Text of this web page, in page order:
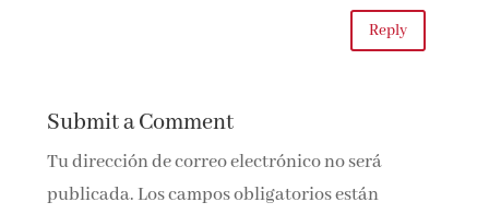
Reply
Submit a Comment
Tu dirección de correo electrónico no será
publicada. Los campos obligatorios están